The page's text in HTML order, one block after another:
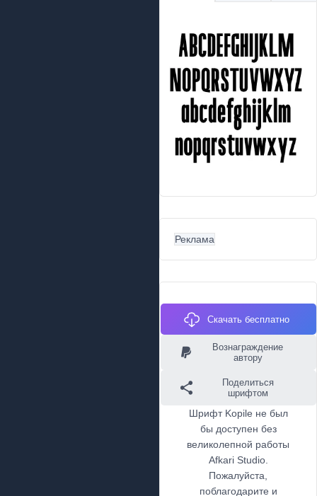
Реклама
Скачать бесплатно
Вознаграждение
автору
Поделиться
шрифтом
Шрифт Kopile не был
бы доступен без
великолепной работы
Afkari Studio.
Пожалуйста,
поблагодарите и